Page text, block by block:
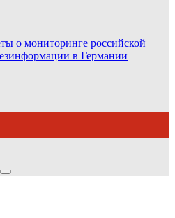
о мониторинге российской
в Германии